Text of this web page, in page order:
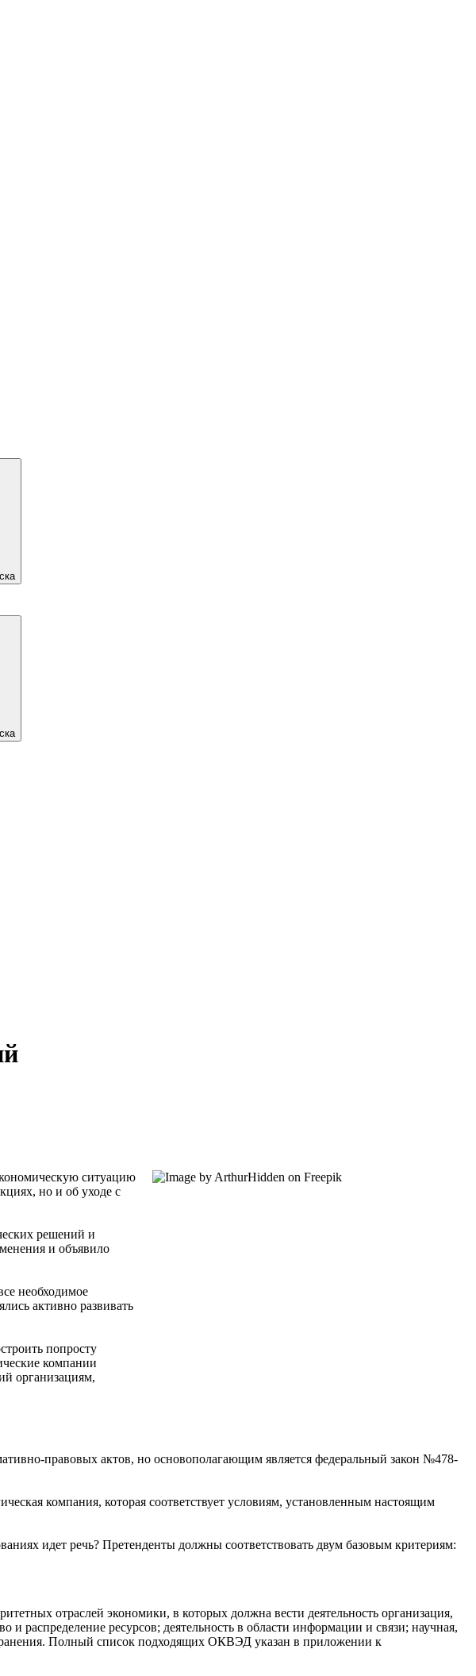
ситуацию
но и об уходе с
решений и
и объявило
необходимое
активно развивать
попросту
компании
организациям,
правовых актов, но основополагающим является федеральный закон №478-
компания, которая соответствует условиям, установленным настоящим
идет речь? Претенденты должны соответствовать двум базовым критериям:
отраслей экономики, в которых должна вести деятельность организация,
распределение ресурсов; деятельность в области информации и связи; научная,
Полный список подходящих ОКВЭД указан в приложении к